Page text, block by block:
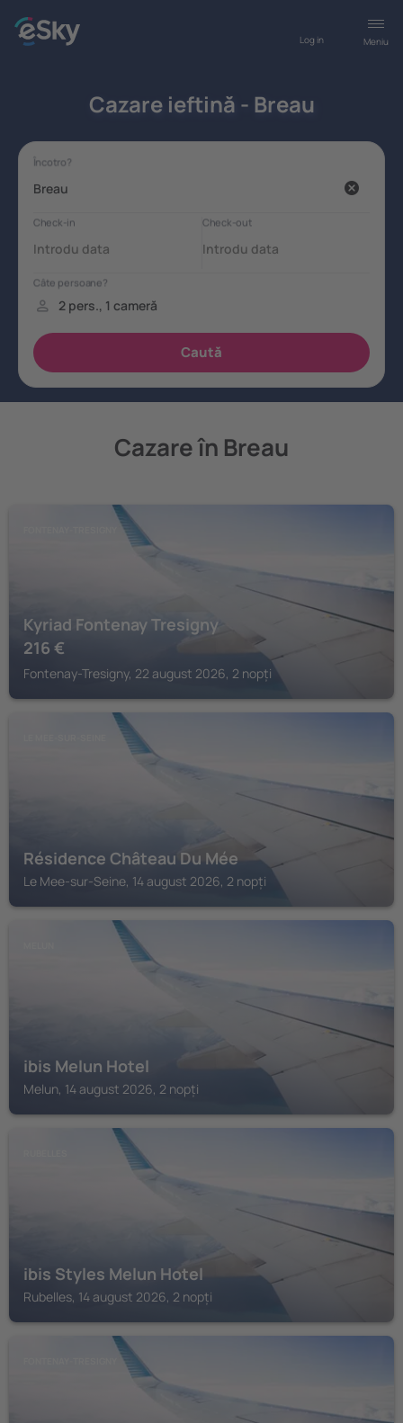
Meniu
Log in
Cazare ieftină - Breau
Cazare în Breau
Kyriad Fontenay Tresigny
216 €
Fontenay-Tresigny, 22 august 2026, 2 nopți
Résidence Château Du Mée
Le Mee-sur-Seine, 14 august 2026, 2 nopți
ibis Melun Hotel
Melun, 14 august 2026, 2 nopți
ibis Styles Melun Hotel
Rubelles, 14 august 2026, 2 nopți